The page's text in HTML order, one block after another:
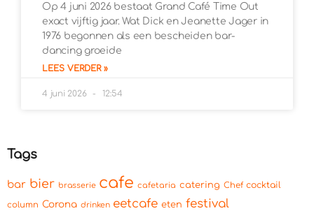
Op 4 juni 2026 bestaat Grand Café Time Out
exact vijftig jaar. Wat Dick en Jeanette Jager in
1976 begonnen als een bescheiden bar-
dancing groeide
LEES VERDER »
4 juni 2026 12:54
Tags
bar bier brasserie cafe cafetaria catering Chef cocktail
column Corona drinken eetcafe eten festival